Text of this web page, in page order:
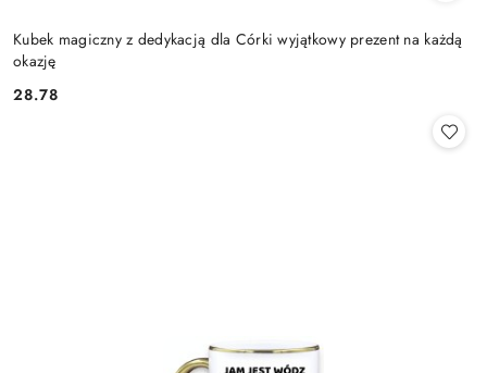
Kubek magiczny z dedykacją dla Córki wyjątkowy prezent na każdą
okazję
Cena:
28.78